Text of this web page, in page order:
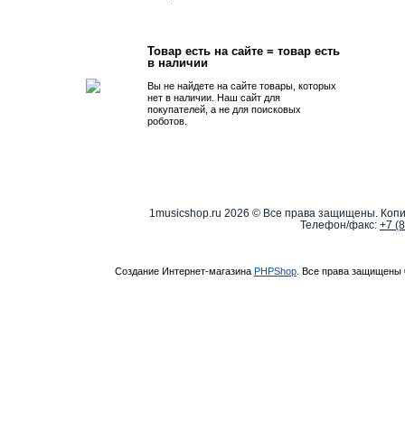
Товар есть на сайте = товар есть
в наличии
Вы не найдете на сайте товары, которых
нет в наличии. Наш сайт для
покупателей, а не для поисковых
роботов.
1musicshop.ru 2026 © Все права защищены.
Телефон/факс: +7
Создание Интернет-магазина PHPShop . Все права защищены